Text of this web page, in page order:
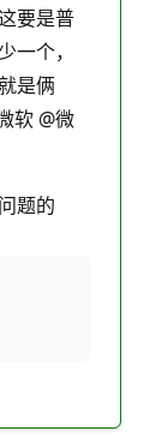
要是普
一个，
是俩
软 @微
题的